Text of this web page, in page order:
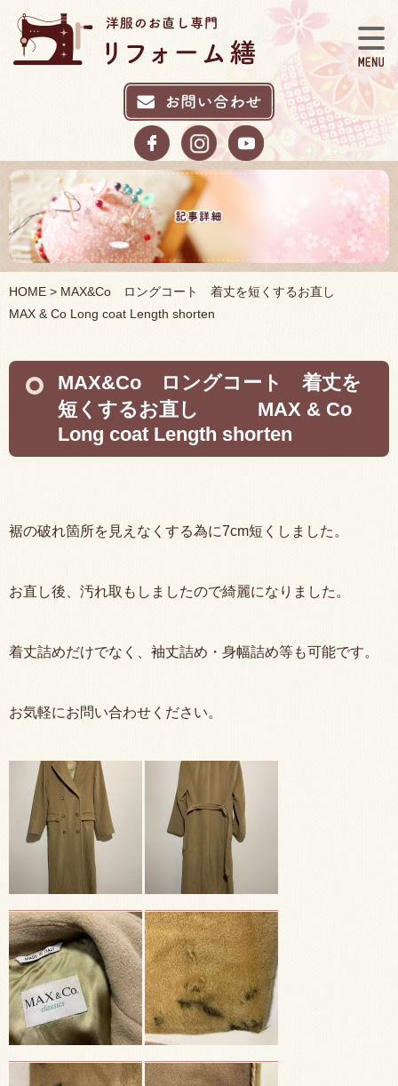
HOME > MAX&Co ロングコート 着丈を短くするお直し
MAX & Co Long coat Length shorten
MAX&Co ロングコート 着丈を
短くするお直し MAX & Co
Long coat Length shorten
裾の破れ箇所を見えなくする為に7cm短くしました。
お直し後、汚れ取もしましたので綺麗になりました。
着丈詰めだけでなく、袖丈詰め・身幅詰め等も可能です。
お気軽にお問い合わせください。